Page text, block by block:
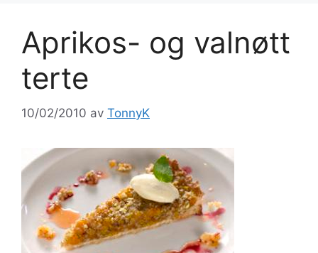
Aprikos- og valnøtt
terte
10/02/2010 av TonnyK